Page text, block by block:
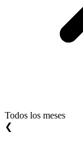
Todos los meses
❮